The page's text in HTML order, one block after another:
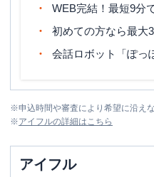
WEB完結！最短9分
初めての方なら最大
会話ロボット「ぽっ
※申込時間や審査により希望に沿え
※アイフルの詳細はこちら
アイフル